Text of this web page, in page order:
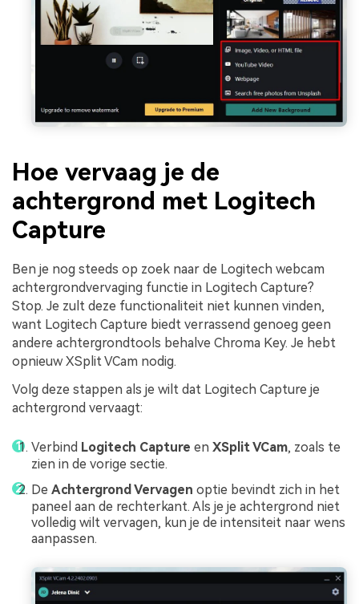
Hoe vervaag je de
achtergrond met Logitech
Capture
Ben je nog steeds op zoek naar de Logitech webcam
achtergrondvervaging functie in Logitech Capture?
Stop. Je zult deze functionaliteit niet kunnen vinden,
want Logitech Capture biedt verrassend genoeg geen
andere achtergrondtools behalve Chroma Key. Je hebt
opnieuw XSplit VCam nodig.
Volg deze stappen als je wilt dat Logitech Capture je
achtergrond vervaagt:
Verbind Logitech Capture en XSplit VCam, zoals te
zien in de vorige sectie.
De Achtergrond Vervagen optie bevindt zich in het
paneel aan de rechterkant. Als je je achtergrond niet
volledig wilt vervagen, kun je de intensiteit naar wens
aanpassen.